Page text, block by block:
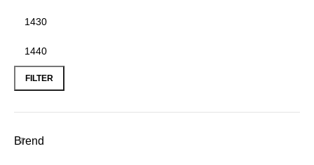
Min
price
Max
price
FILTER
Brend